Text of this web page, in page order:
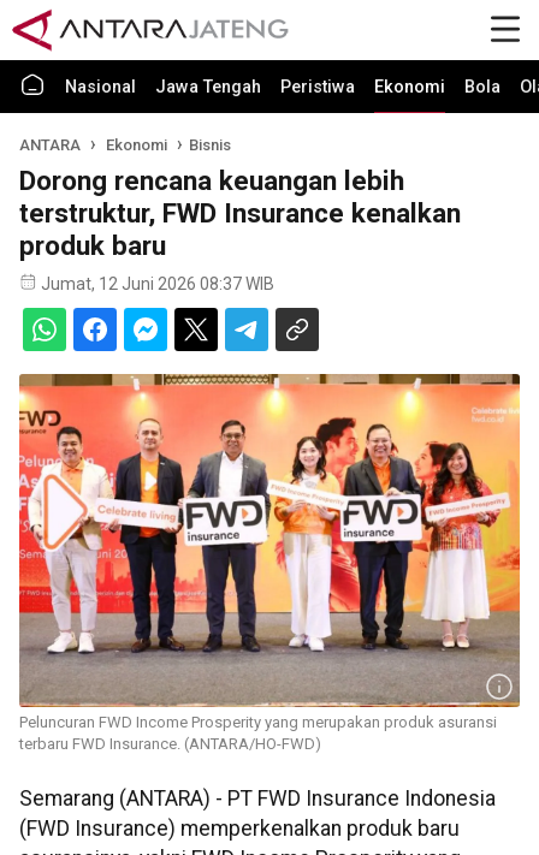
Nasional Jawa Tengah Peristiwa Ekonomi Bola
ANTARA Ekonomi Bisnis
Dorong rencana keuangan lebih
terstruktur, FWD Insurance kenalkan
produk baru
Jumat, 12 Juni 2026 08:37 WIB
Peluncuran FWD Income Prosperity yang merupakan produk asuransi
terbaru FWD Insurance. (ANTARA/HO-FWD)
Semarang (ANTARA) - PT FWD Insurance Indonesia
(FWD Insurance) memperkenalkan produk baru